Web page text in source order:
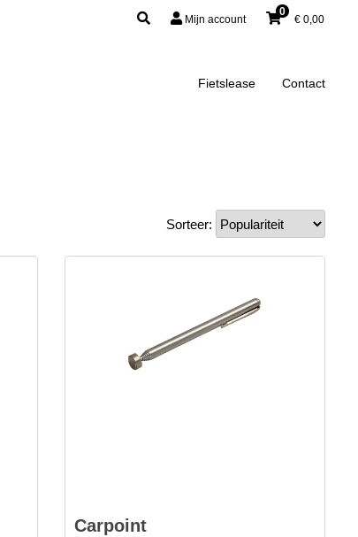
Mijn account
0
€ 0,00
Fietslease Contact
Sorteer:
Carpoint